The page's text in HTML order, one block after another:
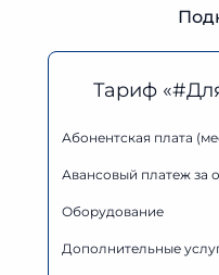
Тариф
Абонентская плата
Авансовый платеж за
Оборудование
Дополнительные